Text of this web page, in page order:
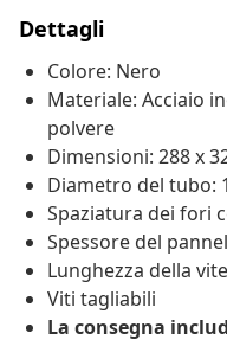
Dettagli
Colore: Nero
Materiale: Acciaio
polvere
Dimensioni: 288 x
Diametro del tubo:
Spaziatura dei fori
Spessore del
Lunghezza della
Viti tagliabili
La consegna